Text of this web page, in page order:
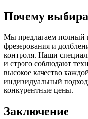
Почему
Мы предлагаем полный
фрезерования и
контроля. Наши
и строго соблюдают
высокое качество
индивидуальный
конкурентные цены.
Заключение